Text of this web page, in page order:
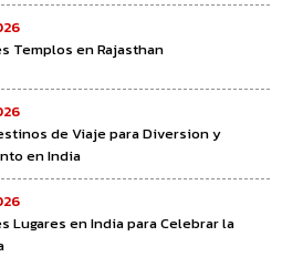
Templos en Rajasthan
de Viaje para Diversion y
en India
Lugares en India para Celebrar la